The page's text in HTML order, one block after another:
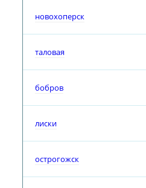
новохоперск
таловая
бобров
лиски
острогожск